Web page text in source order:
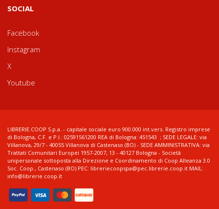
SOCIAL
Facebook
Instagram
X
Youtube
LIBRERIE.COOP S.p.a. - capitale sociale euro 900.000 int.vers. Registro imprese
di Bologna, C.F. e P.I.: 02591561200 REA di Bologna: 451543 ; SEDE LEGALE: via
Villanova, 29/7 - 40055 Villanova di Castenaso (BO) - SEDE AMMINISTRATIVA: via
Trattati Comunitari Europei 1957-2007, 13 - 40127 Bologna - Società
unipersonale sottoposta alla Direzione e Coordinamento di Coop Alleanza 3.0
Soc. Coop., Castenaso (BO) PEC: libreriecoopspa@pec.librerie.coop.it MAIL:
info@librerie.coop.it